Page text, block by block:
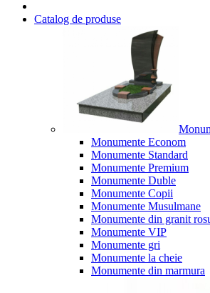
Catalog de produse
Monumente Econom
Monumente Standard
Monumente Premium
Monumente Duble
Monumente Copii
Monumente Musulmane
Monumente din granit
Monumente VIP
Monumente gri
Monumente la cheie
Monumente din marmura